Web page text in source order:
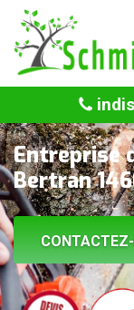
Entreprise
Bertran